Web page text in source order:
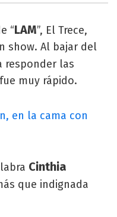
“LAM”, El Trece,
show. Al bajar del
responder las
muy rápido.
en la cama con
Cinthia
que indignada